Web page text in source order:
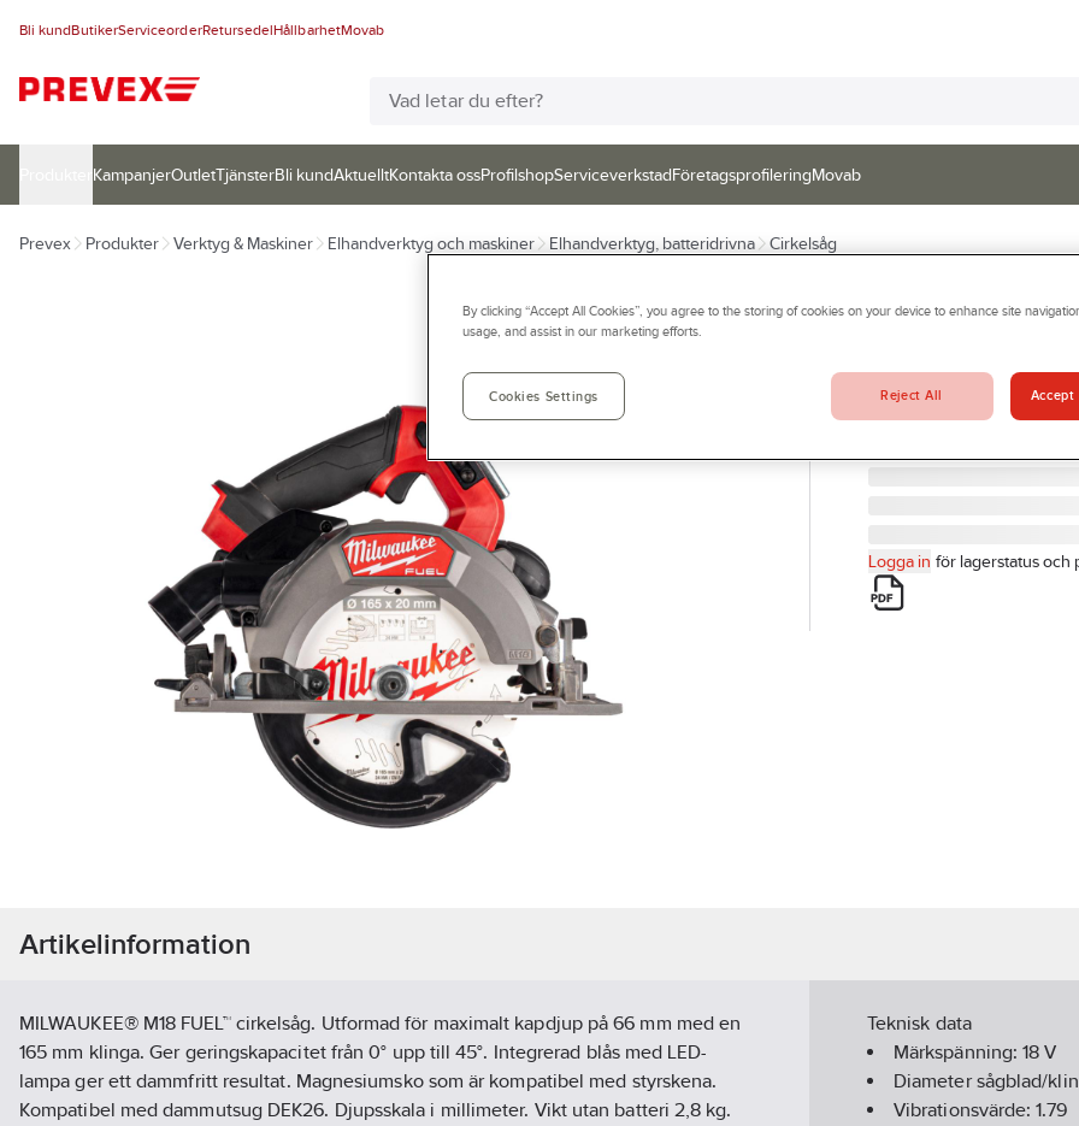
Bli kundButikerServiceorderRetursedelHållbarhetMovab
KampanjerOutletTjänsterBli kundAktuelltKontakta ossProfilshopServiceverkstadFöretagsprofileringMovab
Prevex Produkter Verktyg & Maskiner Elhandverktyg och maskiner Elhandverktyg, batteridrivna Cirkelsåg
MILWAUKEE
CIRKELSÅG M18
Artikelnr: 84873258
Logga in för lagerstatus och
Artikelinformation
MILWAUKEE® M18 FUEL™ cirkelsåg. Utformad för maximalt kapdjup på 66 mm med en
165 mm klinga. Ger geringskapacitet från 0° upp till 45°. Integrerad blås med LED-
lampa ger ett dammfritt resultat. Magnesiumsko som är kompatibel med styrskena.
Kompatibel med dammutsug DEK26. Djupsskala i millimeter. Vikt utan batteri 2,8 kg.
Teknisk data
Märkspänning:18 V
Diameter sågblad/
Vibrationsvärde:1.79
By clicking “Accept All Cookies”, you agree to the storing of cookies on your device to enhance site
usage, and assist in our marketing efforts.
Cookies Settings Reject All Accept